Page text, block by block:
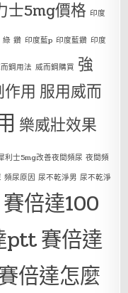
士5mg價格 印度
綠 鑽 印度藍p 印度藍鑽 印度
鋼用法 威而鋼購買 強
用 服用威而
樂威壯效果
利士5mg改善夜間頻尿 夜間頻
尿原因 尿不乾淨男 尿不乾淨
賽倍達100
ptt賽倍達
倍達怎麼